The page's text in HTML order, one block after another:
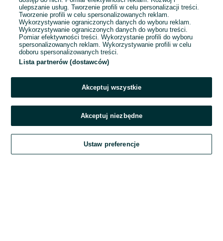
Hasło
Zaloguj się
Kontynuując za pośrednictwem jednego z dostawców wskazanych powyżej,
OLX.pl w jego aktualnym brzmieniu.
ulepszanie usług. Tworzenie profili w celu personalizacji treści.
Tworzenie profili w celu spersonalizowanych reklam.
Wykorzystywanie ograniczonych danych do wyboru reklam.
Wykorzystywanie ograniczonych danych do wyboru treści.
Pomiar efektywności treści. Wykorzystanie profili do wyboru
spersonalizowanych reklam. Wykorzystywanie profili w celu
doboru spersonalizowanych treści.
Lista partnerów (dostawców)
Akceptuj wszystkie
Akceptuj niezbędne
Ustaw preferencje